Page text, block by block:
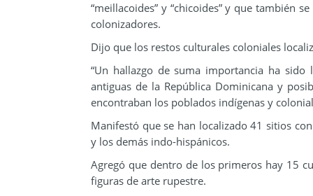
“meillacoides” y “chicoides” y que también
colonizadores.
Dijo que los restos culturales coloniales
“Un hallazgo de suma importancia ha sido
antiguas de la República Dominicana y
encontraban los poblados indígenas y
Manifestó que se han localizado 41 sitios
y los demás indo-hispánicos.
Agregó que dentro de los primeros hay 15
figuras de arte rupestre.